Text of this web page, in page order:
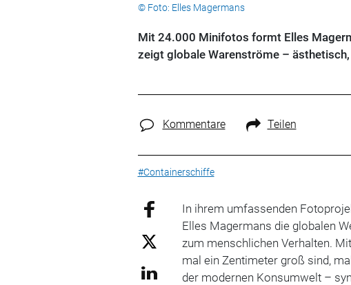
© Foto: Elles Magermans
Mit 24.000 Minifotos formt Elles
zeigt globale Warenströme –
Kommentare Teilen
#Containerschiffe
In ihrem umfassenden
Elles Magermans die globalen
zum menschlichen Verhalten.
mal ein Zentimeter groß sind,
der modernen Konsumwelt –